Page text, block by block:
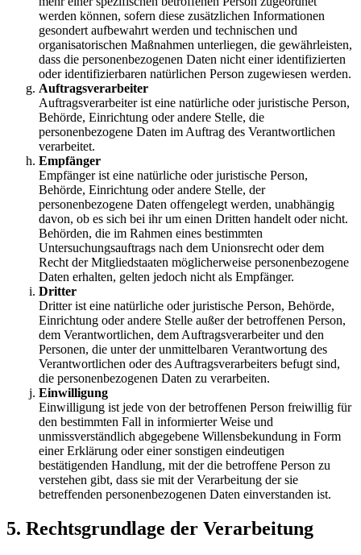
werden können, sofern diese zusätzlichen Informationen
gesondert aufbewahrt werden und technischen und
organisatorischen Maßnahmen unterliegen, die gewährleisten,
dass die personenbezogenen Daten nicht einer identifizierten
oder identifizierbaren natürlichen Person zugewiesen werden.
Auftragsverarbeiter
Auftragsverarbeiter ist eine natürliche oder juristische Person,
Behörde, Einrichtung oder andere Stelle, die
personenbezogene Daten im Auftrag des Verantwortlichen
verarbeitet.
Empfänger
Empfänger ist eine natürliche oder juristische Person,
Behörde, Einrichtung oder andere Stelle, der
personenbezogene Daten offengelegt werden, unabhängig
davon, ob es sich bei ihr um einen Dritten handelt oder nicht.
Behörden, die im Rahmen eines bestimmten
Untersuchungsauftrags nach dem Unionsrecht oder dem
Recht der Mitgliedstaaten möglicherweise personenbezogene
Daten erhalten, gelten jedoch nicht als Empfänger.
Dritter
Dritter ist eine natürliche oder juristische Person, Behörde,
Einrichtung oder andere Stelle außer der betroffenen Person,
dem Verantwortlichen, dem Auftragsverarbeiter und den
Personen, die unter der unmittelbaren Verantwortung des
Verantwortlichen oder des Auftragsverarbeiters befugt sind,
die personenbezogenen Daten zu verarbeiten.
Einwilligung
Einwilligung ist jede von der betroffenen Person freiwillig für
den bestimmten Fall in informierter Weise und
unmissverständlich abgegebene Willensbekundung in Form
einer Erklärung oder einer sonstigen eindeutigen
bestätigenden Handlung, mit der die betroffene Person zu
verstehen gibt, dass sie mit der Verarbeitung der sie
betreffenden personenbezogenen Daten einverstanden ist.
5. Rechtsgrundlage der Verarbeitung